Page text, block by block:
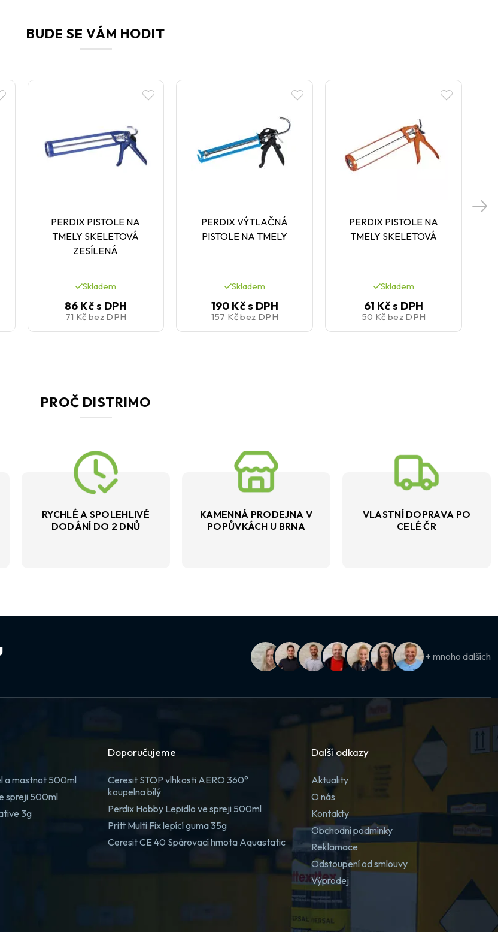
BUDE SE VÁM HODIT
PERDIX PISTOLE NA
TMELY SKELETOVÁ
ZESÍLENÁ
Skladem
86 Kčs DPH
71 Kč bez DPH
PERDIX VÝTLAČNÁ
PISTOLE NA TMELY
Skladem
190 Kčs DPH
157 Kčbez DPH
PERDIX PISTOLE NA
TMELY SKELETOVÁ
Skladem
61 Kčs DPH
50 Kč bez DPH
PROČ DISTRIMO
RYCHLÉ A SPOLEHLIVÉ
DODÁNÍ DO 2 DNŮ
KAMENNÁ PRODEJNA V
POPŮVKÁCH U BRNA
VLASTNÍ DOPRAVA PO
CELÉ ČR
+ mnoho dalších
a mastnot 500ml
spreji 500ml
3g
Doporučujeme
Ceresit STOP vlhkosti AERO 360°
koupelna bílý
Perdix Hobby Lepidlo ve spreji 500ml
Pritt Multi Fix lepící guma 35g
Ceresit CE 40 Spárovací hmota Aquastatic
Další odkazy
Aktuality
O nás
Kontakty
Obchodní podmínky
Reklamace
Odstoupení od smlouvy
Výprodej